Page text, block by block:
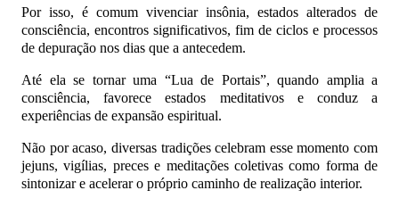
Por isso, é comum vivenciar insônia, estados alterados de
consciência, encontros significativos, fim de ciclos e processos
de depuração nos dias que a antecedem.
Até ela se tornar uma “Lua de Portais”, quando amplia a
consciência, favorece estados meditativos e conduz a
experiências de expansão espiritual.
Não por acaso, diversas tradições celebram esse momento com
jejuns, vigílias, preces e meditações coletivas como forma de
sintonizar e acelerar o próprio caminho de realização interior.